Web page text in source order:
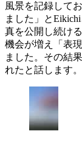
風景を記録して
ました」と
真を公開し続け
機会が増え「表
ました。その結
れたと話します。